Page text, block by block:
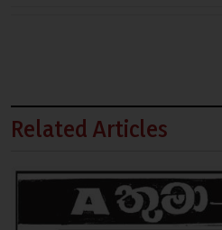
Related Articles